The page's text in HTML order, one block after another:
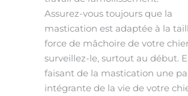
Assurez-vous toujours que la
mastication est adaptée à la
force de mâchoire de votre
surveillez-le, surtout au début.
faisant de la mastication une
intégrante de la vie de votre